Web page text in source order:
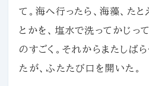
て。海へ行ったら、海藻、たと
とかを、塩水で洗ってかじっ
のすごく。それからまたしば
たが、ふたたび口を開いた。